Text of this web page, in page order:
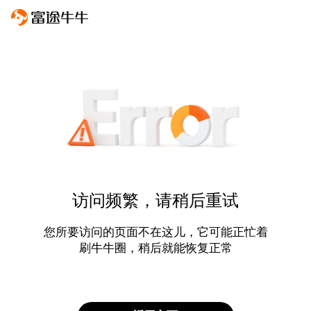
访问频繁，请稍后重试
您所要访问的页面不在这儿，它可能正忙着
刷牛牛圈，稍后就能恢复正常